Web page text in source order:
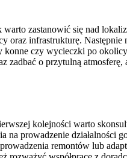
zastanowić się nad
oraz infrastrukturę. Następnie
konne czy wycieczki po
zadbać o przytulną atmosferę,
kolejności warto
prowadzenie działalności
remontów lub